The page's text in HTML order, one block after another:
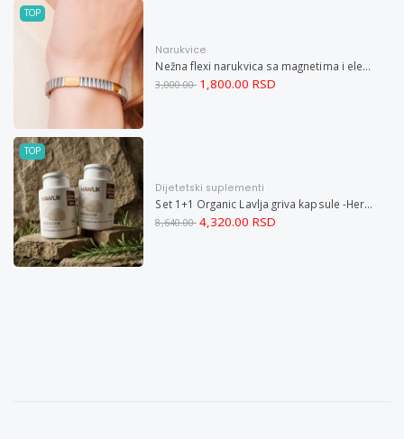
TOP
Narukvice
Nežna flexi narukvica sa magnetima i elementima u boji zlata i bakrom M
3,000.00 1,800.00 RSD
TOP
Dijetetski suplementi
Set 1+1 Organic Lavlja griva kapsule -Hericium ekstrakt 60
8,640.00 4,320.00 RSD